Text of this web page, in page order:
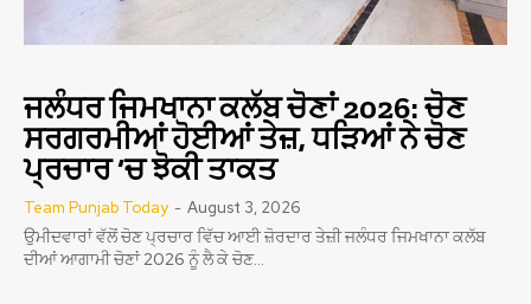
ਜਲੰਧਰ ਜਿਮਖਾਨਾ ਕਲੱਬ ਚੋਣਾਂ 2026: ਚੋਣ
ਸਰਗਰਮੀਆਂ ਹੋਈਆਂ ਤੇਜ਼, ਧੜਿਆਂ ਨੇ ਚੋਣ
ਪ੍ਰਚਾਰ ‘ਚ ਝੋਕੀ ਤਾਕਤ
Team Punjab Today - August 3, 2026
ਉਮੀਦਵਾਰਾਂ ਵੱਲੋਂ ਚੋਣ ਪ੍ਰਚਾਰ ਵਿੱਚ ਆਈ ਜ਼ੋਰਦਾਰ ਤੇਜ਼ੀ ਜਲੰਧਰ ਜਿਮਖਾਨਾ ਕਲੱਬ
ਦੀਆਂ ਆਗਾਮੀ ਚੋਣਾਂ 2026 ਨੂੰ ਲੈ ਕੇ ਚੋਣ...